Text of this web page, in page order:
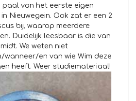
paal van het eerste eigen
Nieuwegein. Ook zat er een 2
bij, waarop meerdere
Duidelijk leesbaar is die van
We weten niet
en van wie Wim deze
heeft. Weer studiemateriaal!